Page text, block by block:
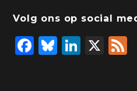
o
o
k
n
o
n
s
Volg ons op social
F
Bl
Li X